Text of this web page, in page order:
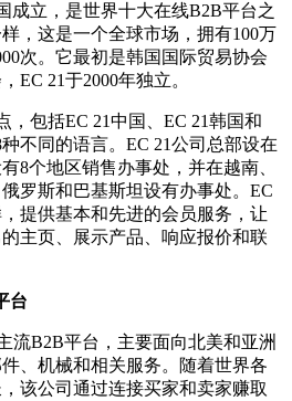
立，是世界十大在线B2B平台之
，这是一个全球市场，拥有100万
次。它最初是韩国国际贸易协会
EC 21于2000年独立。
包括EC 21中国、EC 21韩国和
不同的语言。EC 21公司总部设在
8个地区销售办事处，并在越南、
罗斯和巴基斯坦设有办事处。EC
提供基本和先进的会员服务，让
主页、展示产品、响应报价和联
台
B2B平台，主要面向北美和亚洲
、机械和相关服务。随着世界各
该公司通过连接买家和卖家赚取